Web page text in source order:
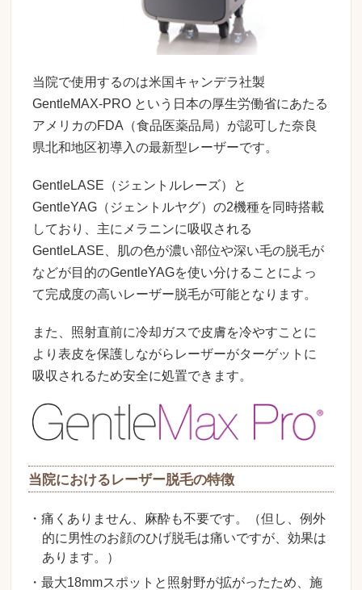
当院で使用するのは米国キャンデラ社製
GentleMAX-PRO という日本の厚生労働省にあたる
アメリカのFDA（食品医薬品局）が認可した奈良
県北和地区初導入の最新型レーザーです。
GentleLASE（ジェントルレーズ）と
GentleYAG（ジェントルヤグ）の2機種を同時搭載
しており、主にメラニンに吸収される
GentleLASE、肌の色が濃い部位や深い毛の脱毛が
などが目的のGentleYAGを使い分けることによっ
て完成度の高いレーザー脱毛が可能となります。
また、照射直前に冷却ガスで皮膚を冷やすことに
より表皮を保護しながらレーザーがターゲットに
吸収されるため安全に処置できます。
当院におけるレーザー脱毛の特徴
・痛くありません、麻酔も不要です。（但し、例外
的に男性のお顔のひげ脱毛は痛いですが、効果は
あります。）
・最大18mmスポットと照射野が拡がったため、施